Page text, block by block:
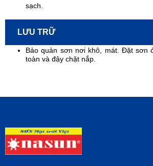
sạch.
LƯU TRỮ
Bảo quản sơn nơi khô, mát. Đặt sơn
toàn và đậy chặt nắp.